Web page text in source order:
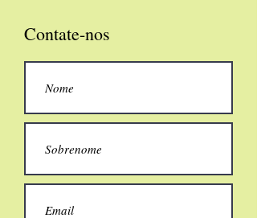
Contate-nos